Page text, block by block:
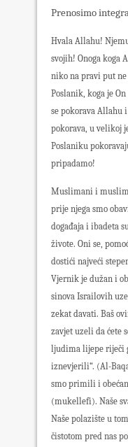
Prenosimo
Hvala Allahu!
svojih! Onoga koga
niko na pravi put
Poslanik, koga je
se pokorava Allahu
pokorava, u velikoj
Poslaniku
pripadamo!
Muslimani i
prije njega smo
događaja i ibadeta
živote. Oni se,
dostići najveći
Vjernik je dužan i
sinova Israilovih
zekat davati. Baš
zavjet uzeli da ćete
ljudima lijepe riječi
iznevjerili“. (Al-
smo primili i
(mukellefi). Naše
Naše polazište u
čistotom pred nas